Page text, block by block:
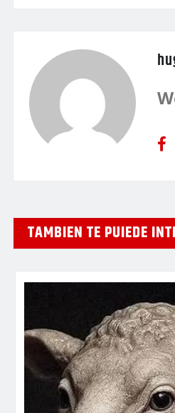
TAMBIEN TE PUIEDE